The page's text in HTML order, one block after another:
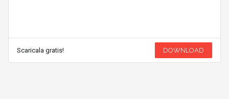
Scaricala gratis! DOWNLOAD